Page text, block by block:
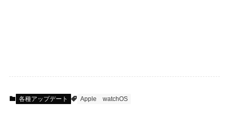
各種アップデート Apple watchOS